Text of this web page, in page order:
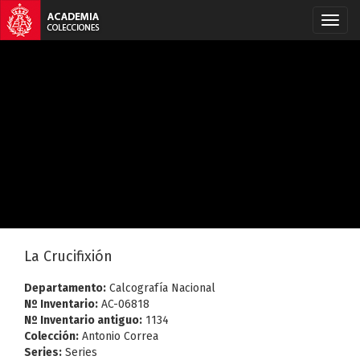
La Crucifixión
Departamento: Calcografía Nacional
Nº Inventario: AC-06818
Nº Inventario antiguo: 1134
Colección: Antonio Correa
Series: Series